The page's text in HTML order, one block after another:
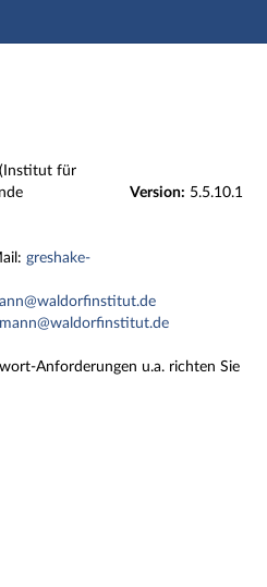
Version: 5.5.10.1
(Institut für
greshake-
Anforderungen u.a. richten Sie